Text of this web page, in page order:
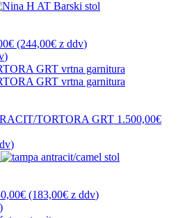
(244,00€ z ddv)
)
TORTORA GRT 1.500,00€
)
(183,00€ z ddv)
)